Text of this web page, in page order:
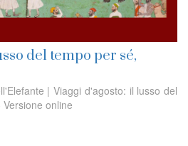
del tempo per sé,
| Viaggi d'agosto: il lusso del
online